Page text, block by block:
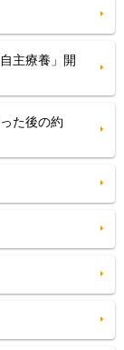
主療養」開
た後の約